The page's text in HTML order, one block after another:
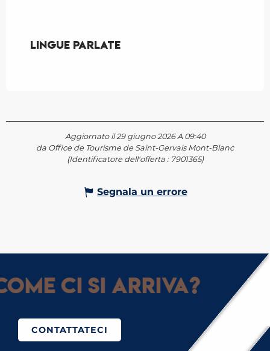
Lingue parlate
Lingue parlate
Aggiornato il 29 giugno 2026 A 09:40
da Office de Tourisme de Saint-Gervais Mont-Blanc
(Identificatore dell'offerta : 7901365)
Segnala un errore
ci si arriva?
CONTATTATECI